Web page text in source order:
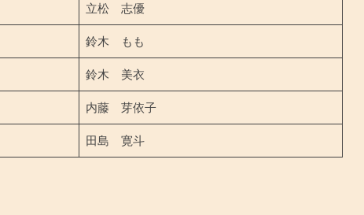
立松 志優
鈴木 もも
鈴木 美衣
内藤 芽依子
田島 寛斗